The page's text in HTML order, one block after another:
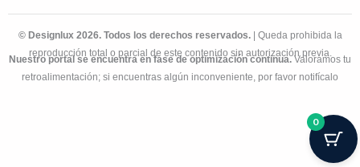
© Designlux 2026. Todos los derechos reservados.| Queda prohibida la
reproducción total o parcial de este contenido sin autorización previa.
Nuestro portal se encuentra en fase de optimización continua.Valoramos tu
retroalimentación; si encuentras algún inconveniente, por favor notifícalo
0